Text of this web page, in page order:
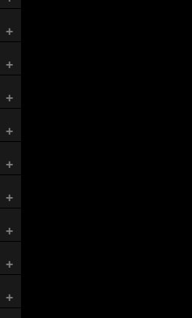
+
+
+
+
+
+
+
+
+